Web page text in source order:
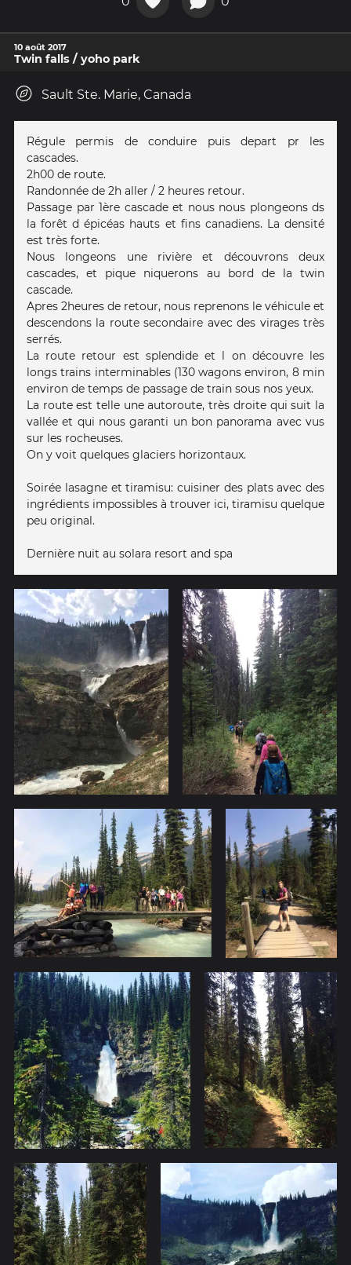
10 août 2017
Twin falls / yoho park
Sault Ste. Marie, Canada
Régule permis de conduire puis depart pr les
cascades.
2h00 de route.
Randonnée de 2h aller / 2 heures retour.
Passage par 1ère cascade et nous nous plongeons ds
la forêt d épicéas hauts et fins canadiens. La densité
est très forte.
Nous longeons une rivière et découvrons deux
cascades, et pique niquerons au bord de la twin
cascade.
Apres 2heures de retour, nous reprenons le véhicule et
descendons la route secondaire avec des virages très
serrés.
La route retour est splendide et l on découvre les
longs trains interminables (130 wagons environ, 8 min
environ de temps de passage de train sous nos yeux.
La route est telle une autoroute, très droite qui suit la
vallée et qui nous garanti un bon panorama avec vus
sur les rocheuses.
On y voit quelques glaciers horizontaux.
Soirée lasagne et tiramisu: cuisiner des plats avec des
ingrédients impossibles à trouver ici, tiramisu quelque
peu original.
Dernière nuit au solara resort and spa